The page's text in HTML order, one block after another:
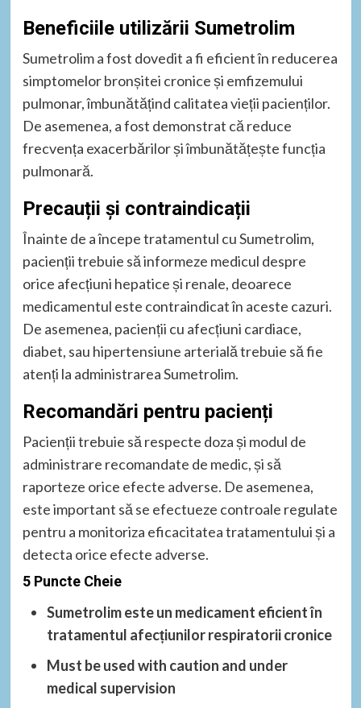
Beneficiile utilizării Sumetrolim
Sumetrolim a fost dovedit a fi eficient în reducerea
simptomelor bronșitei cronice și emfizemului
pulmonar, îmbunătățind calitatea vieții pacienților.
De asemenea, a fost demonstrat că reduce
frecvența exacerbărilor și îmbunătățește funcția
pulmonară.
Precauții și contraindicații
Înainte de a începe tratamentul cu Sumetrolim,
pacienții trebuie să informeze medicul despre
orice afecțiuni hepatice și renale, deoarece
medicamentul este contraindicat în aceste cazuri.
De asemenea, pacienții cu afecțiuni cardiace,
diabet, sau hipertensiune arterială trebuie să fie
atenți la administrarea Sumetrolim.
Recomandări pentru pacienți
Pacienții trebuie să respecte doza și modul de
administrare recomandate de medic, și să
raporteze orice efecte adverse. De asemenea,
este important să se efectueze controale regulate
pentru a monitoriza eficacitatea tratamentului și a
detecta orice efecte adverse.
5 Puncte Cheie
Sumetrolim este un medicament eficient în
tratamentul afecțiunilor respiratorii cronice
Must be used with caution and under
medical supervision